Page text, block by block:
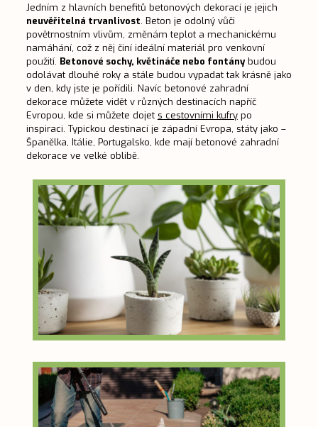
Jedním z hlavních benefitů betonových dekorací je jejich
neuvěřitelná trvanlivost. Beton je odolný vůči
povětrnostním vlivům, změnám teplot a mechanickému
namáhání, což z něj činí ideální materiál pro venkovní
použití. Betonové sochy, květináče nebo fontánybudou
odolávat dlouhé roky a stále budou vypadat tak krásně jako
v den, kdy jste je pořídili. Navíc betonové zahradní
dekorace můžete vidět v různých destinacích napříč
Evropou, kde si můžete dojet s cestovními kufrypo
inspiraci. Typickou destinací je západní Evropa, státy jako –
Španělka, Itálie, Portugalsko, kde mají betonové zahradní
dekorace ve velké oblibě.